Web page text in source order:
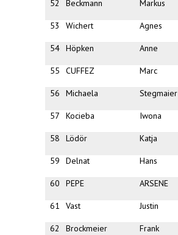
52 Beckmann Markus
53 Wichert Agnes
54 Höpken Anne
55 CUFFEZ Marc
56 Michaela Stegmaier
57 Kocieba Iwona
58 Lödör Katja
59 Delnat Hans
60 PEPE ARSENE
61 Vast Justin
62 Brockmeier Frank